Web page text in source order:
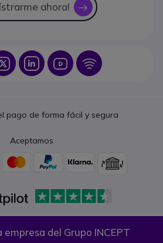
ahora! icon
IconIcon Icon Icon
pago de forma fácil y segura
Aceptamos
del Grupo INCEPT